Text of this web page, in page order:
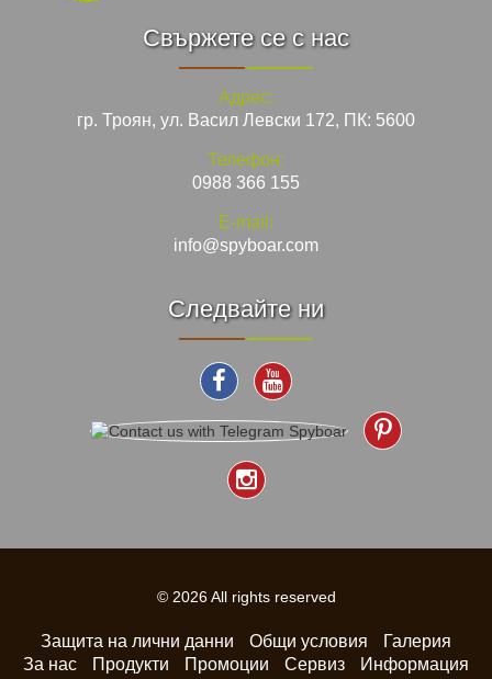
Свържете се с нас
Адрес:
гр. Троян, ул. Васил Левски 172, ПК: 5600
Телефон:
0988 366 155
E-mail:
info@spyboar.com
Следвайте ни
© 2026 All rights reserved
Защита на лични данни Общи условия
Галерия
За нас
Продукти Промоции Сервиз
Информация